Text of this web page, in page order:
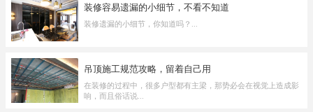
装修容易遗漏的小细节，不看不知道
装修遗漏的小细节，你知道吗？...
吊顶施工规范攻略，留着自己用
在装修的过程中，很多户型都有主梁，那势必会在视觉上造成影
响，而且俗话说...